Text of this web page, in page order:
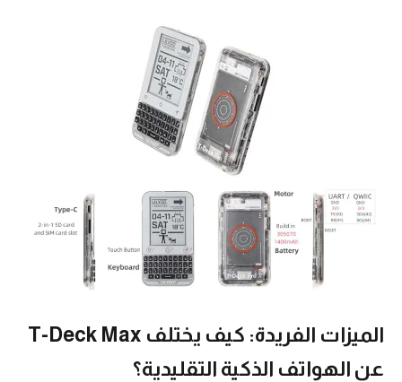
الميزات الفريدة: كيف يختلف T-Deck Max
عن الهواتف الذكية التقليدية؟